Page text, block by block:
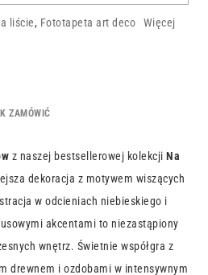
ZAMÓWIĆ
z naszej bestsellerowej kolekcji Na
dekoracja z motywem wiszących
w odcieniach niebieskiego i
akcentami to niezastąpiony
wnętrz. Świetnie współgra z
drewnem i ozdobami w intensywnym
liście, Fototapeta art deco
Więcej